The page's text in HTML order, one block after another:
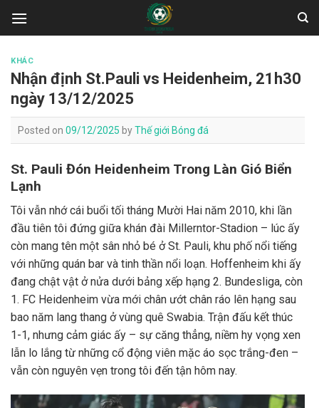
KHÁC
Nhận định St.Pauli vs Heidenheim, 21h30
ngày 13/12/2025
Posted on 09/12/2025 byThế giới Bóng đá
St. Pauli Đón Heidenheim Trong Làn Gió Biển
Lạnh
Tôi vẫn nhớ cái buổi tối tháng Mười Hai năm 2010, khi lần
đầu tiên tôi đứng giữa khán đài Millerntor-Stadion – lúc ấy
còn mang tên một sân nhỏ bé ở St. Pauli, khu phố nổi tiếng
với những quán bar và tinh thần nổi loạn. Hoffenheim khi ấy
đang chật vật ở nửa dưới bảng xếp hạng 2. Bundesliga, còn
1. FC Heidenheim vừa mới chân ướt chân ráo lên hạng sau
bao năm lang thang ở vùng quê Swabia. Trận đấu kết thúc
1-1, nhưng cảm giác ấy – sự căng thẳng, niềm hy vọng xen
lẫn lo lắng từ những cổ động viên mặc áo sọc trắng-đen –
vẫn còn nguyên vẹn trong tôi đến tận hôm nay.